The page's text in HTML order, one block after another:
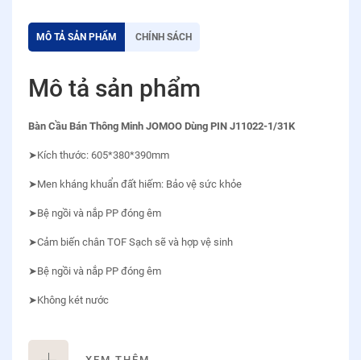
MÔ TẢ SẢN PHẨM CHÍNH SÁCH
Mô tả sản phẩm
Bàn Cầu Bán Thông Minh JOMOO Dùng PIN J11022-1/31K
➤Kích thước: 605*380*390mm
➤Men kháng khuẩn đất hiếm: Bảo vệ sức khỏe
➤Bệ ngồi và nắp PP đóng êm
➤Cảm biến chân TOF Sạch sẽ và hợp vệ sinh
➤Bệ ngồi và nắp PP đóng êm
➤Không két nước